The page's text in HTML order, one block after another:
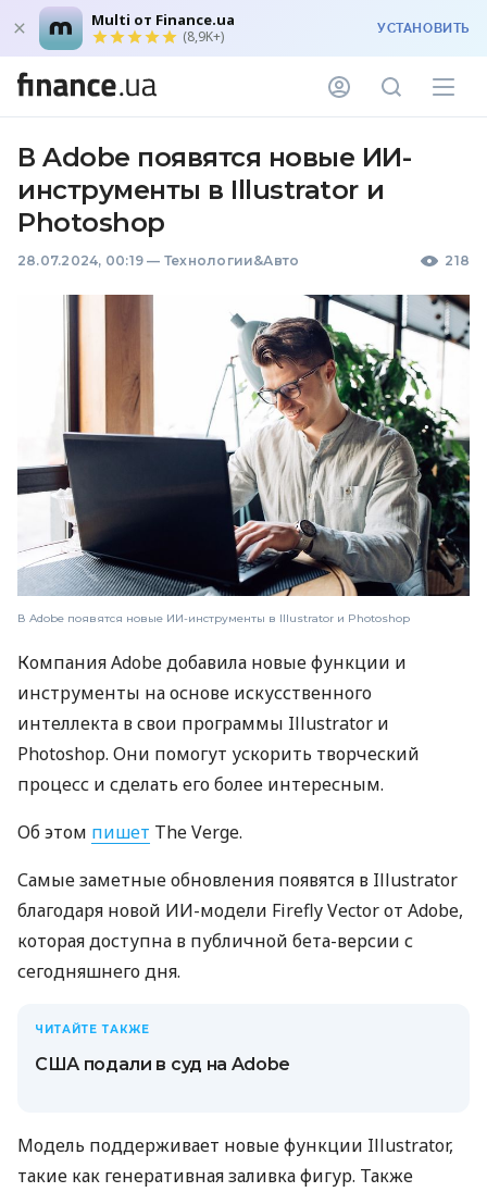
Multi от Finance.ua
(8,9K+) УСТАНОВИТЬ
В Adobe появятся новые ИИ-
инструменты в Illustrator и
Photoshop
28.07.2024, 00:19 — Технологии&Авто 218
В Adobe появятся новые ИИ-инструменты в Illustrator и Photoshop
Компания Adobe добавила новые функции и
инструменты на основе искусственного
интеллекта в свои программы Illustrator и
Photoshop. Они помогут ускорить творческий
процесс и сделать его более интересным.
Об этом пишет The Verge.
Самые заметные обновления появятся в Illustrator
благодаря новой ИИ-модели Firefly Vector от Adobe,
которая доступна в публичной бета-версии с
сегодняшнего дня.
ЧИТАЙТЕ ТАКЖЕ
США подали в суд на Adobe
Модель поддерживает новые функции Illustrator,
такие как генеративная заливка фигур. Также